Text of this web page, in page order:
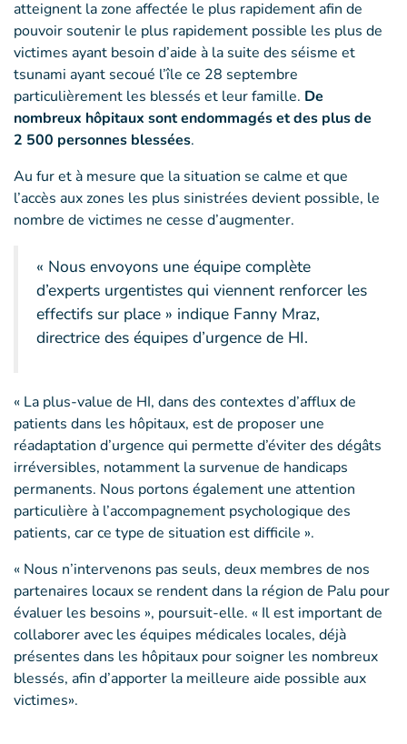
atteignent la zone affectée le plus rapidement afin de
pouvoir soutenir le plus rapidement possible les plus de
victimes ayant besoin d’aide à la suite des séisme et
tsunami ayant secoué l’île ce 28 septembre
particulièrement les blessés et leur famille. De
nombreux hôpitaux sont endommagés et des plus de
2 500 personnes blessées.
Au fur et à mesure que la situation se calme et que
l’accès aux zones les plus sinistrées devient possible, le
nombre de victimes ne cesse d’augmenter.
« Nous envoyons une équipe complète
d’experts urgentistes qui viennent renforcer les
effectifs sur place » indique Fanny Mraz,
directrice des équipes d’urgence de HI.
« La plus-value de HI, dans des contextes d’afflux de
patients dans les hôpitaux, est de proposer une
réadaptation d’urgence qui permette d’éviter des dégâts
irréversibles, notamment la survenue de handicaps
permanents. Nous portons également une attention
particulière à l’accompagnement psychologique des
patients, car ce type de situation est difficile ».
« Nous n’intervenons pas seuls, deux membres de nos
partenaires locaux se rendent dans la région de Palu pour
évaluer les besoins », poursuit-elle. « Il est important de
collaborer avec les équipes médicales locales, déjà
présentes dans les hôpitaux pour soigner les nombreux
blessés, afin d’apporter la meilleure aide possible aux
victimes».